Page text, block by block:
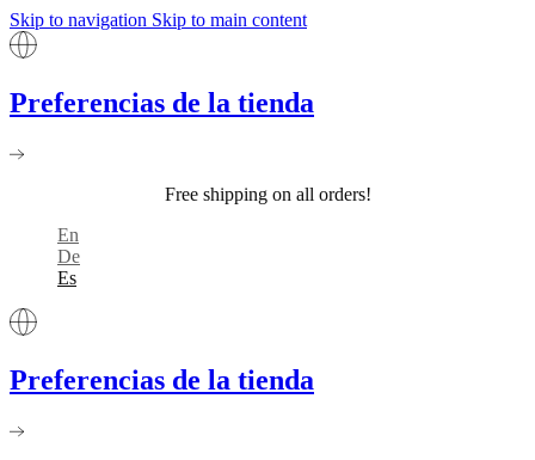
Skip to navigation Skip to main content
Preferencias de la tienda
Free shipping on all orders!
En
De
Es
Preferencias de la tienda